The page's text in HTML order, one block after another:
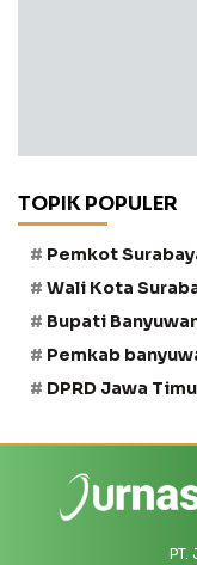
TOPIK POPULER
Pemkot
Wali Kota
Bupati
Pemkab
DPRD Jawa
PT.